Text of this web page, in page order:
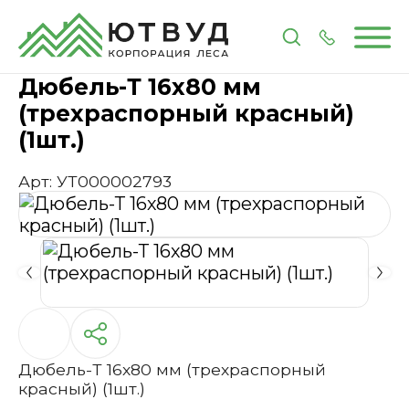
ГлавнаяКаталогМетизы и крепеж Дюбель-Т
Дюбель-Т 16х80 мм
(трехраспорный красный)
(1шт.)
Арт: УТ000002793
Дюбель-Т 16х80 мм (трехраспорный
красный) (1шт.)